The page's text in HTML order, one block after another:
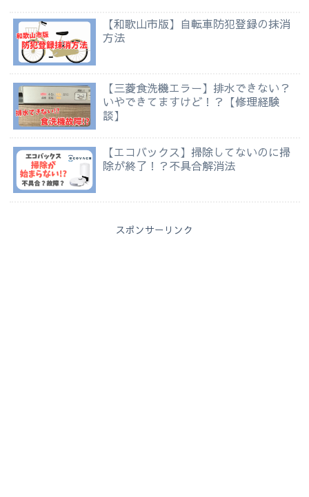
【和歌山市版】自転車防犯登録の抹消
方法
【三菱食洗機エラー】排水できない？
いやできてますけど！？【修理経験
談】
【エコバックス】掃除してないのに掃
除が終了！？不具合解消法
スポンサーリンク